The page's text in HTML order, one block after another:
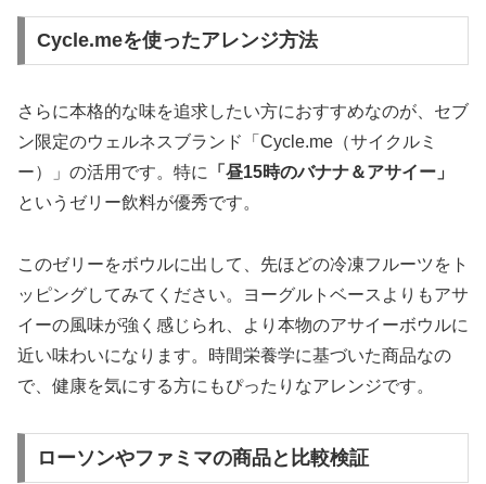
Cycle.meを使ったアレンジ方法
さらに本格的な味を追求したい方におすすめなのが、セブ
ン限定のウェルネスブランド「Cycle.me（サイクルミ
ー）」の活用です。特に
「昼15時のバナナ＆アサイー」
というゼリー飲料が優秀です。
このゼリーをボウルに出して、先ほどの冷凍フルーツをト
ッピングしてみてください。ヨーグルトベースよりもアサ
イーの風味が強く感じられ、より本物のアサイーボウルに
近い味わいになります。時間栄養学に基づいた商品なの
で、健康を気にする方にもぴったりなアレンジです。
ローソンやファミマの商品と比較検証